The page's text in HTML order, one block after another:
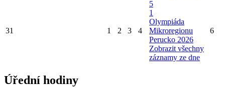
31 1 2 3 4
5
1
Olympiáda
Mikroregionu
Perucko 2026
Zobrazit všechny
záznamy ze dne
6
Úřední hodiny